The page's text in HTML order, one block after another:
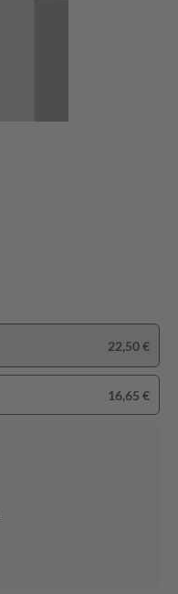
22,50 €
16,65 €